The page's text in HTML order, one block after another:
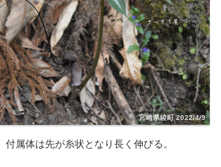
宮崎県綾町 2022/4/9
属体は先が糸状となり長く伸びる。